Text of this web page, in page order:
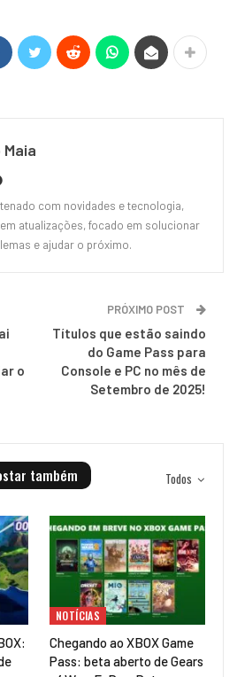
Maia
com novidades e tecnologia,
atualizações, focado em solucionar
e ajudar o próximo.
o
PRÓXIMO POST
Títulos que estão saindo
do Game Pass para
Console e PC no mês de
Setembro de 2025!
Todos
também
NOTÍCIAS
Chegando ao XBOX Game
Pass: beta aberto de Gears